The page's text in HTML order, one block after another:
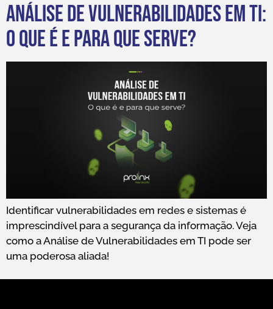
Análise de Vulnerabilidades em TI:
o que é e para que serve?
Identificar vulnerabilidades em redes e sistemas é
imprescindível para a segurança da informação. Veja
como a Análise de Vulnerabilidades em TI pode ser
uma poderosa aliada!